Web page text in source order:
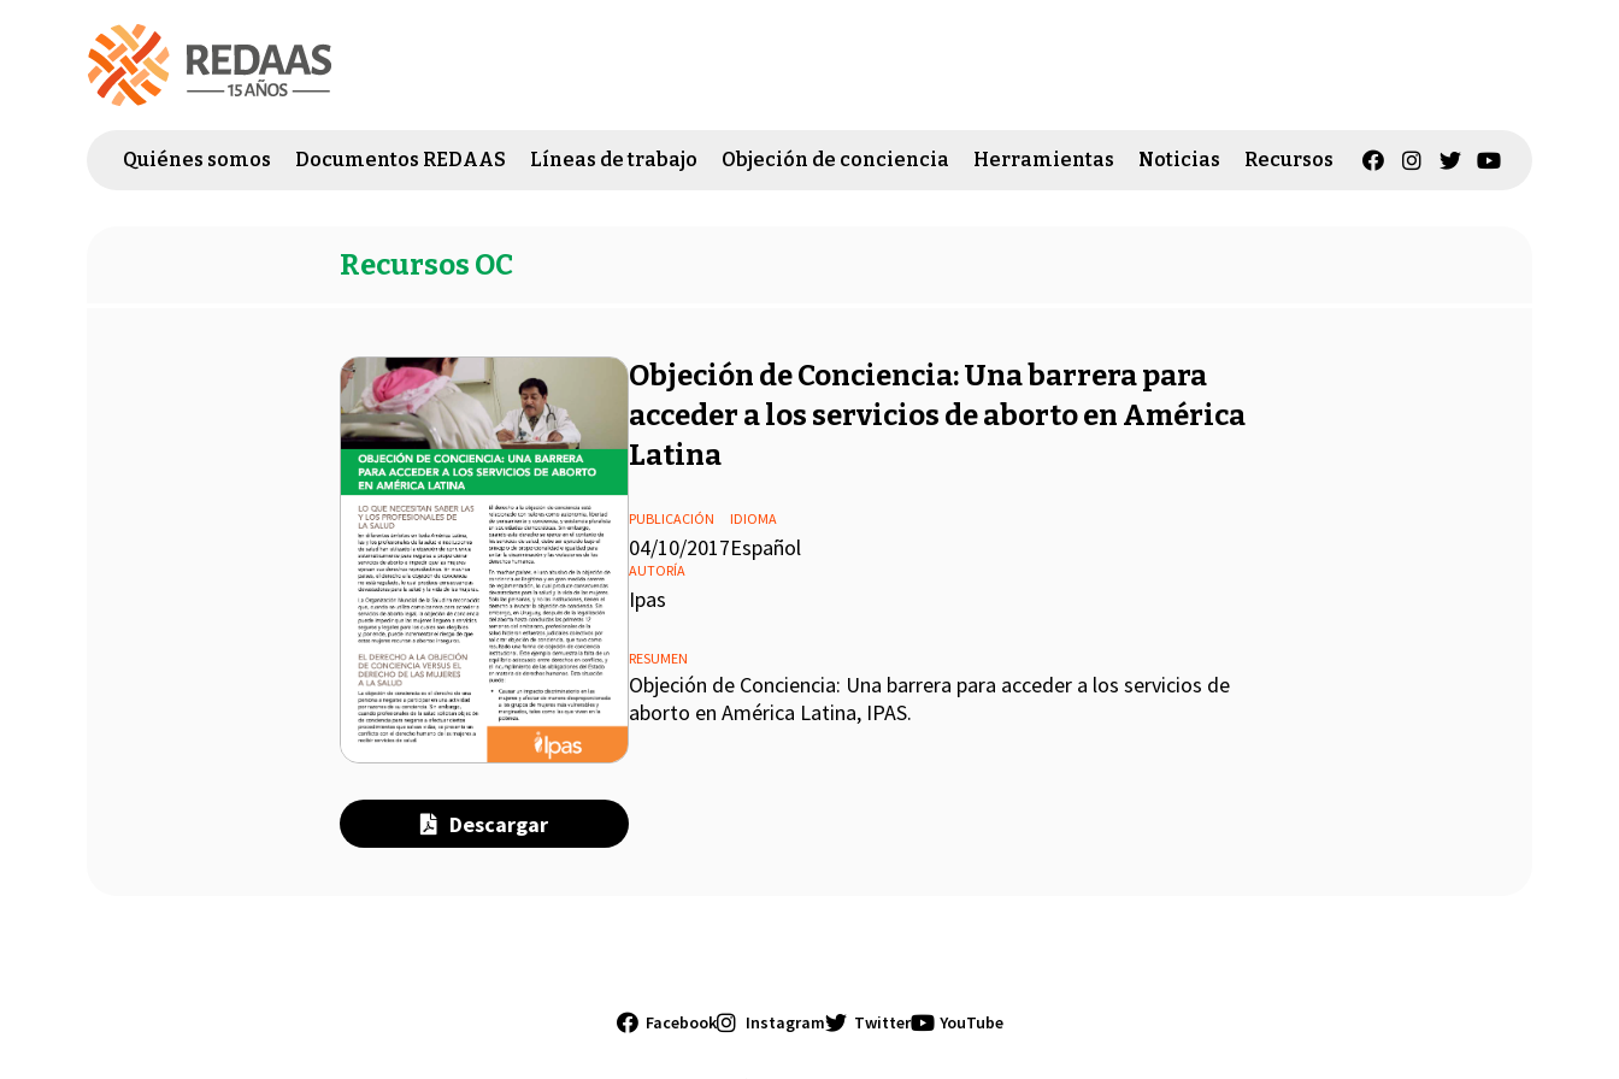
Quiénes somos Documentos REDAAS Líneas de trabajo Objeción de conciencia Herramientas Noticias Recursos
Recursos OC
Descargar
Objeción de Conciencia: Una barrera para
acceder a los servicios de aborto en América
Latina
PUBLICACIÓN
04/10/2017
IDIOMA
Español
AUTORÍA
Ipas
RESUMEN
Objeción de Conciencia: Una barrera para acceder a los servicios de
aborto en América Latina, IPAS.
Facebook Instagram Twitter YouTube